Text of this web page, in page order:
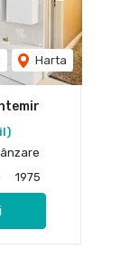
Harta
1975